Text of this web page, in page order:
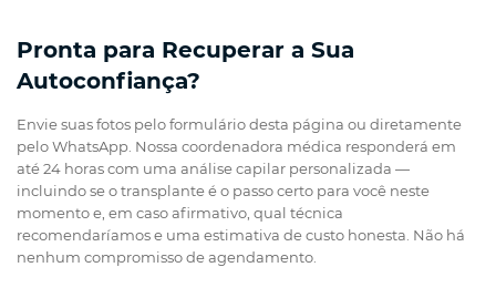
Pronta para Recuperar a Sua
Autoconfiança?
Envie suas fotos pelo formulário desta página ou diretamente
pelo WhatsApp. Nossa coordenadora médica responderá em
até 24 horas com uma análise capilar personalizada —
incluindo se o transplante é o passo certo para você neste
momento e, em caso afirmativo, qual técnica
recomendaríamos e uma estimativa de custo honesta. Não há
nenhum compromisso de agendamento.